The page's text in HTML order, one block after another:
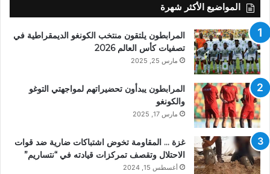
المواضيع الأكثر شهرة
المرابطون يلتقون منتخب الكونغو الديمقراطية في
تصفيات كأس العالم 2026
مارس 25, 2025
المرابطون يبدأون تحضيراتهم لمواجهتي التوغو
والكونغو
مارس 17, 2025
غزة … المقاومة تخوض اشتباكات ضارية ضد قوات
الاحتلال وتقصف تمركزات قيادته في “نتساريم”
أغسطس 15, 2024